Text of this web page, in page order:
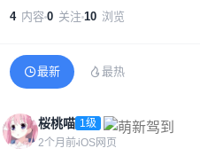
4 内容 0 关注 10 浏览
最新 最热
桜桃喵 1级
2个月前 iOS网页